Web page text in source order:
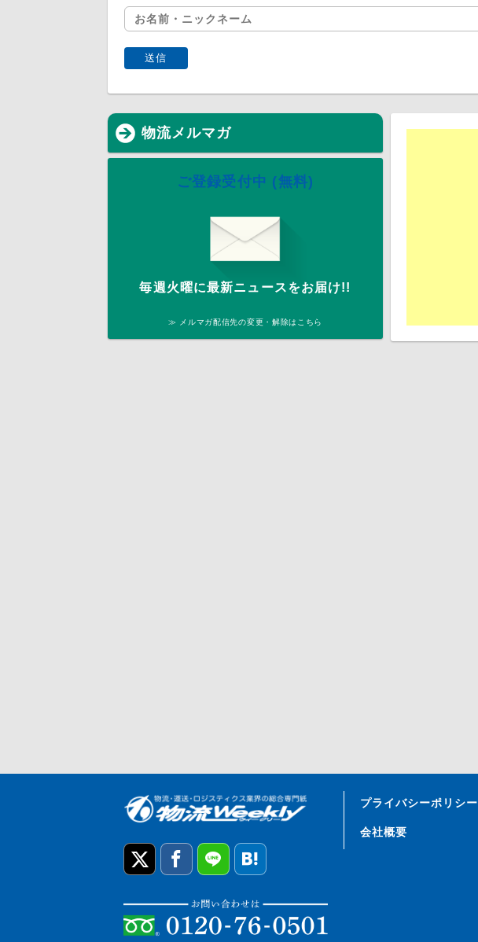
物流メルマガ
ご登録受付中 (無料)
毎週火曜に最新ニュースをお届け!!
≫ メルマガ配信先の変更・解除はこちら
プライバシーポリシー
会社概要